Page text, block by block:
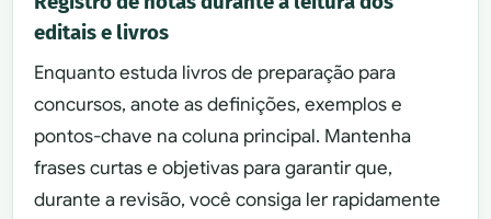
editais e livros
Enquanto estuda livros de preparação para
concursos, anote as definições, exemplos e
pontos-chave na coluna principal. Mantenha
frases curtas e objetivas para garantir que,
durante a revisão, você consiga ler rapidamente